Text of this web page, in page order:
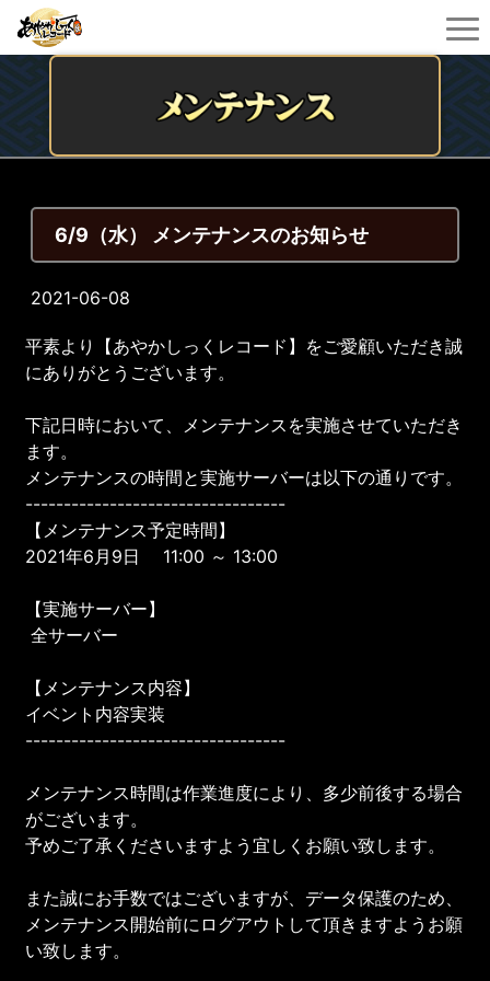
6/9（水） メンテナンスのお知らせ
2021-06-08
平素より【あやかしっくレコード】をご愛顧いただき誠
にありがとうございます。
下記日時において、メンテナンスを実施させていただき
ます。
メンテナンスの時間と実施サーバーは以下の通りです。
----------------------------------
【メンテナンス予定時間】
2021年6月9日 11:00 ～ 13:00
【実施サーバー】
全サーバー
【メンテナンス内容】
イベント内容実装
----------------------------------
メンテナンス時間は作業進度により、多少前後する場合
がございます。
予めご了承くださいますよう宜しくお願い致します。
また誠にお手数ではございますが、データ保護のため、
メンテナンス開始前にログアウトして頂きますようお願
い致します。